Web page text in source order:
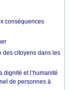
conséquences
des citoyens dans les
dignité et l’humanité
de personnes à